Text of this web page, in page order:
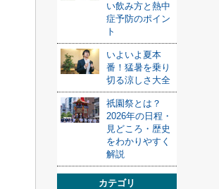
い飲み方と熱中
症予防のポイン
ト
いよいよ夏本
番！猛暑を乗り
切る涼しさ大全
祇園祭とは？
2026年の日程・
見どころ・歴史
をわかりやすく
解説
カテゴリ